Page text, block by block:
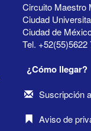
Circuito Maestro
Ciudad
Ciudad de
Tel. +52(55)5622
¿Cómo llegar?
Suscripción
Aviso de